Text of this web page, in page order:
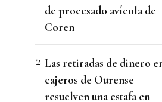
de procesado avícola de
Coren
Las retiradas de dinero
cajeros de Ourense
resuelven una estafa en